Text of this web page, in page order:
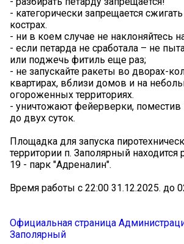
- категорически запрещается
кострах.
- ни в коем случае не наклоняйтесь
- если петарда не сработала – не
или поджечь фитиль еще раз;
- не запускайте ракеты во дворах-
квартирах, вблизи домов и на
огороженных территориях.
- уничтожают фейерверки, поместив
до двух суток.
Площадка для запуска
территории п. Заполярный
19 - парк "Адреналин".
Время работы с 22:00 31.12.2025. до
Официальная страница
Заполярный